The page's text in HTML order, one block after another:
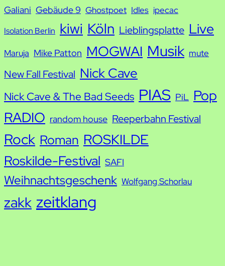
Galiani Gebäude 9 Ghostpoet Idles ipecac
Isolation Berlin kiwi Köln Lieblingsplatte Live
Maruja Mike Patton MOGWAI Musik mute
New Fall Festival Nick Cave
Nick Cave & The Bad Seeds PIAS PiL Pop
RADIO random house Reeperbahn Festival
Rock Roman ROSKILDE
Roskilde-Festival SAFI
Weihnachtsgeschenk Wolfgang Schorlau
zakk zeitklang